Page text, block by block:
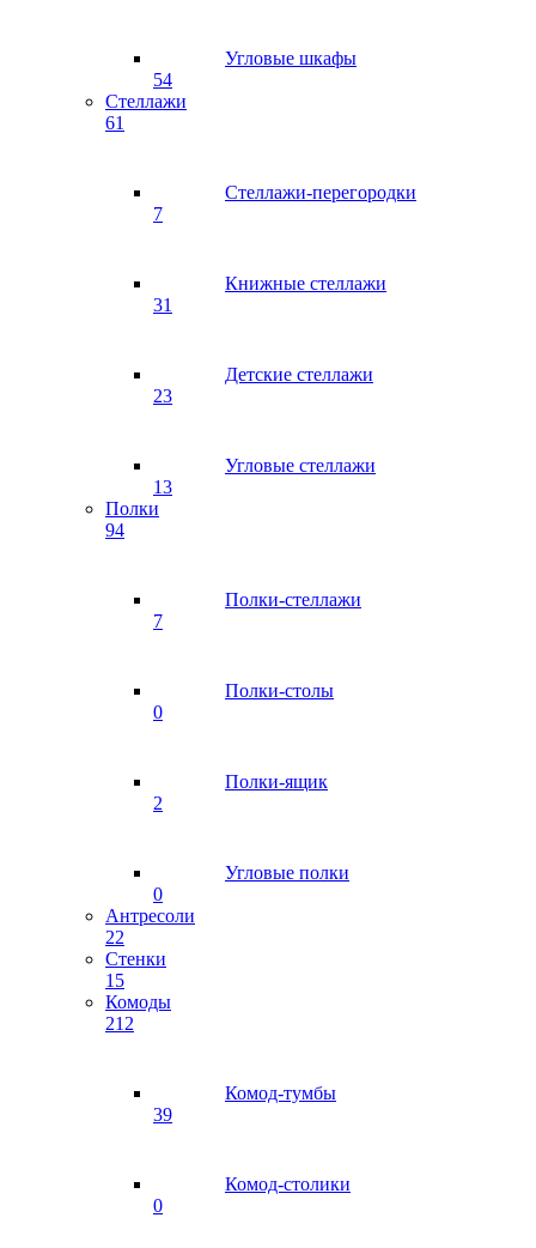
Угловые шкафы
54
Стеллажи
61
Стеллажи-перегородки
7
Книжные стеллажи
31
Детские стеллажи
23
Угловые стеллажи
13
Полки
94
Полки-стеллажи
7
Полки-столы
0
Полки-ящик
2
Угловые полки
0
Антресоли
22
Стенки
15
Комоды
212
Комод-тумбы
39
Комод-столики
0